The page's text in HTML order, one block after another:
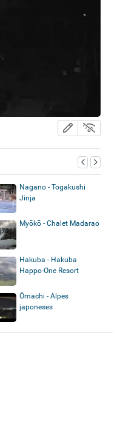
Nagano - Togakushi
Jinja
Myōkō - Chalet Madarao
Hakuba - Hakuba
Happo-One Resort
Ōmachi - Alpes
japoneses